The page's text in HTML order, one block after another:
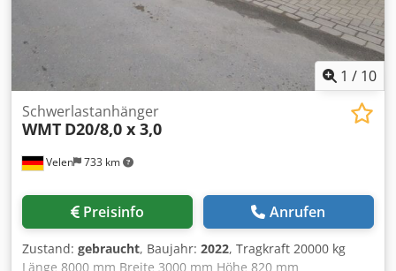
1 / 10
Velen 733 km
Schwerlastanhänger
WMT D20/8,0 x 3,0
Preisinfo Anrufen
Zustand: gebraucht, Baujahr: 2022, Tragkraft 20000 kg
Länge 8000 mm Breite 3000 mm Höhe 820 mm